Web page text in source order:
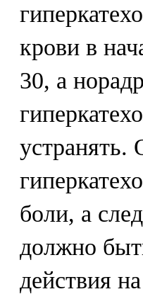
крови в
30, а
устранять.
боли, а
должно
действия